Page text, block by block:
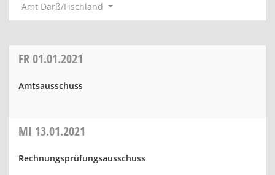
Amt Darß/Fischland
FR01.01.2021
Amtsausschuss
MI 13.01.2021
Rechnungsprüfungsausschuss